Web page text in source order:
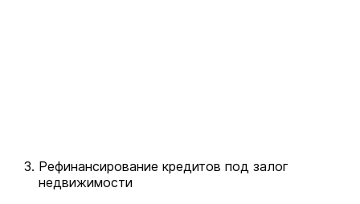
Рефинансирование кредитов под залог
недвижимости